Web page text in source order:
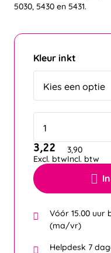
5030, 5430 en 5431.
Kleur inkt
3,22
Excl. btw
3,90
Incl. btw
Vóór 15.00 uur
(ma/vr)
Helpdesk 7